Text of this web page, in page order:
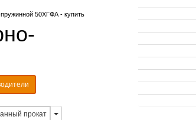
50ХГФА - купить
прокат